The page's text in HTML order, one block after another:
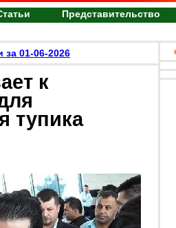
Представительство
за 01-06-2026
к
тупика